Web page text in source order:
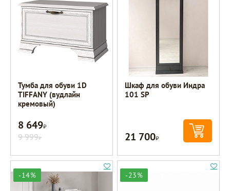
Тумба для обуви 1D
TIFFANY (вудлайн
кремовый)
8 649Р
9 999Р
Шкаф для обуви Индра
101 SP
21 700Р
-14% -23%